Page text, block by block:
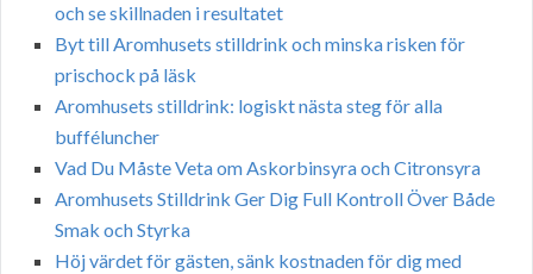
och se skillnaden i resultatet
Byt till Aromhusets stilldrink och minska risken för
prischock på läsk
Aromhusets stilldrink: logiskt nästa steg för alla
bufféluncher
Vad Du Måste Veta om Askorbinsyra och Citronsyra
Aromhusets Stilldrink Ger Dig Full Kontroll Över Både
Smak och Styrka
Höj värdet för gästen, sänk kostnaden för dig med